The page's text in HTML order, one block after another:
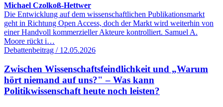
Michael Czolkoß-Hettwer
Die Entwicklung auf dem wissenschaftlichen Publikationsmarkt
geht in Richtung Open Access, doch der Markt wird weiterhin von
einer Handvoll kommerzieller Akteure kontrolliert. Samuel A.
Moore rückt i…
Debattenbeitrag / 12.05.2026
Zwischen Wissenschaftsfeindlichkeit und „Warum
hört niemand auf uns?" – Was kann
Politikwissenschaft heute noch leisten?